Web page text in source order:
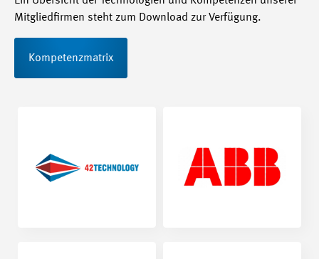
Mitgliedfirmen steht zum Download zur Verfügung.
Kompetenzmatrix